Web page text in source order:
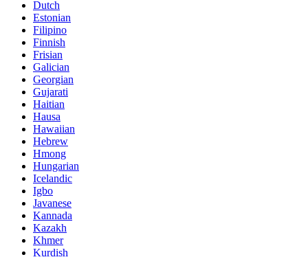
Dutch
Estonian
Filipino
Finnish
Frisian
Galician
Georgian
Gujarati
Haitian
Hausa
Hawaiian
Hebrew
Hmong
Hungarian
Icelandic
Igbo
Javanese
Kannada
Kazakh
Khmer
Kurdish